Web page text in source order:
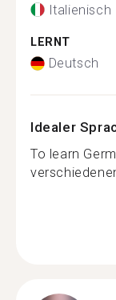
Italienisch
LERNT
Deutsch
Idealer
To learn